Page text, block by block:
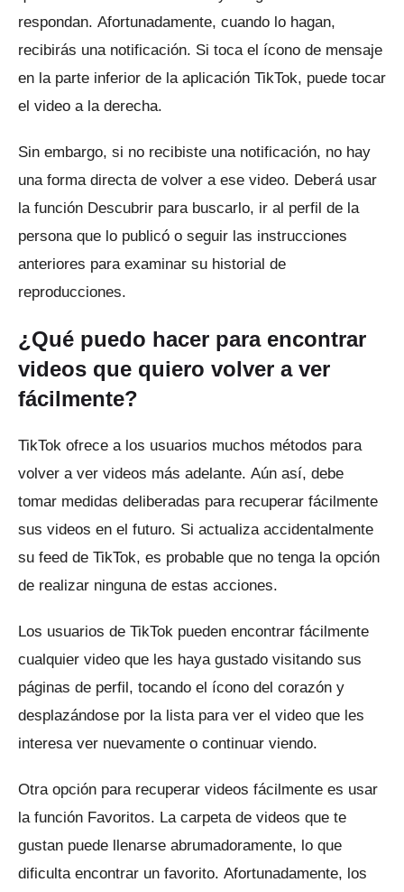
respondan. Afortunadamente, cuando lo hagan,
recibirás una notificación. Si toca el ícono de mensaje
en la parte inferior de la aplicación TikTok, puede tocar
el video a la derecha.
Sin embargo, si no recibiste una notificación, no hay
una forma directa de volver a ese video. Deberá usar
la función Descubrir para buscarlo, ir al perfil de la
persona que lo publicó o seguir las instrucciones
anteriores para examinar su historial de
reproducciones.
¿Qué puedo hacer para encontrar
videos que quiero volver a ver
fácilmente?
TikTok ofrece a los usuarios muchos métodos para
volver a ver videos más adelante. Aún así, debe
tomar medidas deliberadas para recuperar fácilmente
sus videos en el futuro. Si actualiza accidentalmente
su feed de TikTok, es probable que no tenga la opción
de realizar ninguna de estas acciones.
Los usuarios de TikTok pueden encontrar fácilmente
cualquier video que les haya gustado visitando sus
páginas de perfil, tocando el ícono del corazón y
desplazándose por la lista para ver el video que les
interesa ver nuevamente o continuar viendo.
Otra opción para recuperar videos fácilmente es usar
la función Favoritos. La carpeta de videos que te
gustan puede llenarse abrumadoramente, lo que
dificulta encontrar un favorito. Afortunadamente, los